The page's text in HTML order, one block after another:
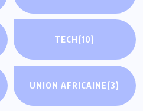
TECH(10)
UNION AFRICAINE(3)